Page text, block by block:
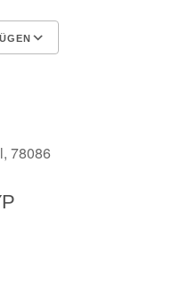
78086